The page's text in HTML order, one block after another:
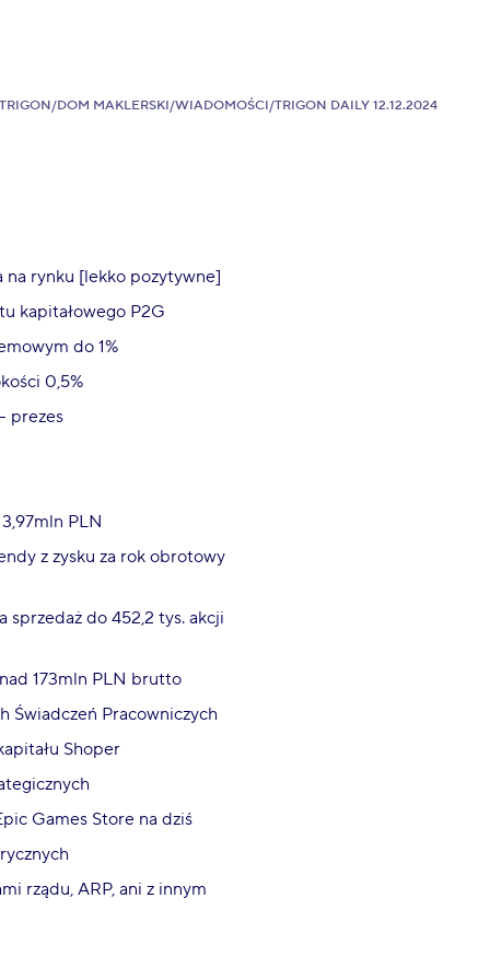
TRIGON/DOM MAKLERSKI/WIADOMOŚCI/TRIGON DAILY 12.12.2024
na rynku [lekko pozytywne]
kapitałowego P2G
do 1%
0,5%
prezes
PLN
z zysku za rok obrotowy
sprzedaż do 452,2 tys. akcji
173mln PLN brutto
Świadczeń Pracowniczych
Shoper
Games Store na dziś
rządu, ARP, ani z innym